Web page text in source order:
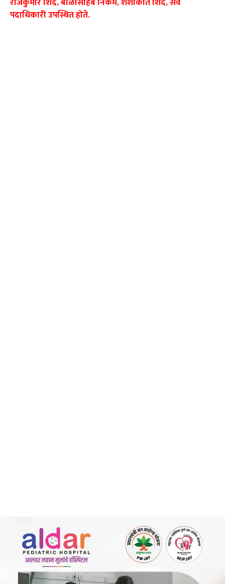
पदाधिकारी उपस्थित होते.